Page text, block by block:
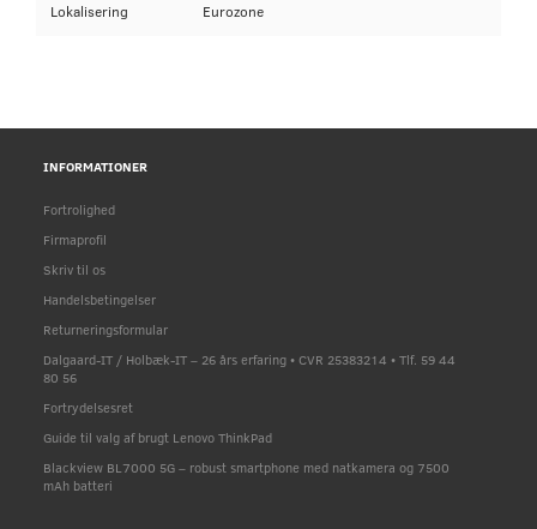
Lokalisering Eurozone
INFORMATIONER
Fortrolighed
Firmaprofil
Skriv til os
Handelsbetingelser
Returneringsformular
Dalgaard-IT / Holbæk-IT – 26 års erfaring • CVR 25383214 • Tlf. 59 44
80 56
Fortrydelsesret
Guide til valg af brugt Lenovo ThinkPad
Blackview BL7000 5G – robust smartphone med natkamera og 7500
mAh batteri